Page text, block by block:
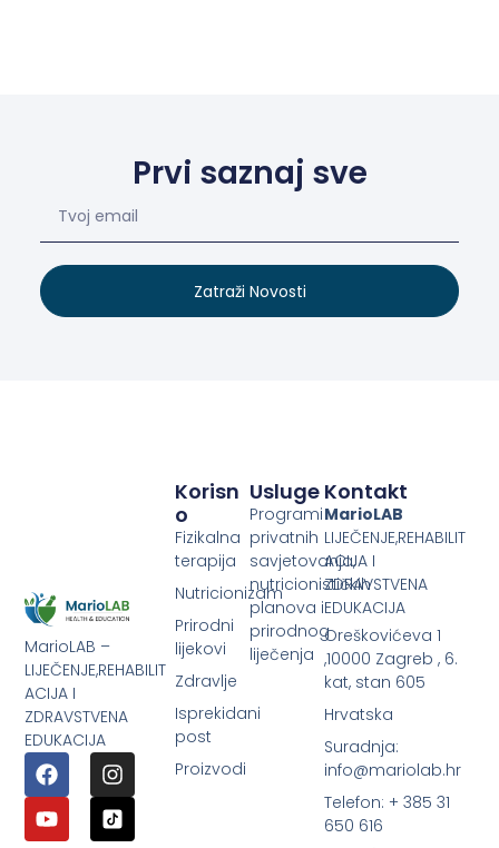
Prvi saznaj sve
Zatraži Novosti
MarioLAB –
LIJEČENJE,REHABILIT
ACIJA I
ZDRAVSTVENA
EDUKACIJA
Usluge
Programi
privatnih
savjetovanja,
nutricionističkih
planova i
prirodnog
liječenja
Korisn
O
Fizikalna
terapija
Nutricionizam
Prirodni
lijekovi
Zdravlje
Isprekidani
post
Proizvodi
Kontakt
MarioLAB
LIJEČENJE,REHABILIT
ACIJA I
ZDRAVSTVENA
EDUKACIJA
Oreškovićeva 1
,10000 Zagreb , 6.
kat, stan 605
Hrvatska
Suradnja:
info@mariolab.hr
Telefon: + 385 31
650 616